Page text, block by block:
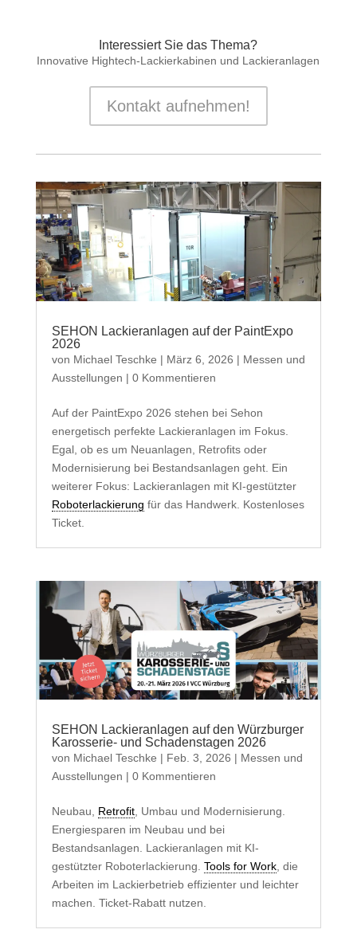
Interessiert Sie das Thema?
Innovative Hightech-Lackierkabinen und Lackieranlagen
Kontakt aufnehmen!
SEHON Lackieranlagen auf der PaintExpo
2026
von Michael Teschke | März 6, 2026 | Messen und
Ausstellungen | 0 Kommentieren
Auf der PaintExpo 2026 stehen bei Sehon
energetisch perfekte Lackieranlagen im Fokus.
Egal, ob es um Neuanlagen, Retrofits oder
Modernisierung bei Bestandsanlagen geht. Ein
weiterer Fokus: Lackieranlagen mit KI-gestützter
Roboterlackierung für das Handwerk. Kostenloses
Ticket.
SEHON Lackieranlagen auf den Würzburger
Karosserie- und Schadenstagen 2026
von Michael Teschke | Feb. 3, 2026 | Messen und
Ausstellungen | 0 Kommentieren
Neubau, Retrofit, Umbau und Modernisierung.
Energiesparen im Neubau und bei
Bestandsanlagen. Lackieranlagen mit KI-
gestützter Roboterlackierung. Tools for Work, die
Arbeiten im Lackierbetrieb effizienter und leichter
machen. Ticket-Rabatt nutzen.